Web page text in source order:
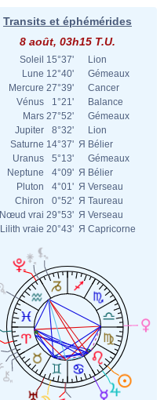
Transits et éphémérides
8 août, 03h15 T.U.
Soleil 15°37'
Lion
Lune 12°40'
Gémeaux
Mercure 27°39'
Cancer
Vénus
1°21'
Balance
Mars 27°52'
Gémeaux
Jupiter
8°32'
Lion
Saturne 14°37' Я Bélier
Uranus
5°13'
Gémeaux
Neptune
4°09' Я Bélier
Pluton
4°01' Я Verseau
Chiron
0°52' Я Taureau
Nœud vrai 29°53' Я Verseau
Lilith vraie 20°43' Я Capricorne